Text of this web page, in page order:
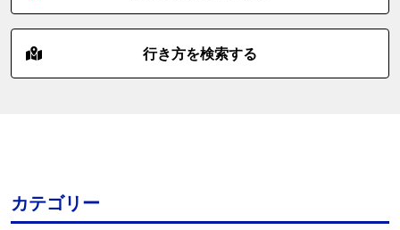
行き方を検索する
カテゴリー